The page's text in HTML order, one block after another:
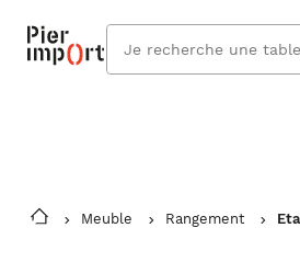
Vous êtes absent ? Pier Import s'adapte
et vous livre à votre retour.
cherchez
vous ?
Meuble Rangement